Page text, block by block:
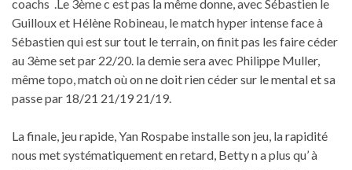
coachs .Le 3ème c est pas la même donne, avec Sébastien le
Guilloux et Hélène Robineau, le match hyper intense face à
Sébastien qui est sur tout le terrain, on finit pas les faire céder
au 3ème set par 22/20. la demie sera avec Philippe Muller,
même topo, match où on ne doit rien céder sur le mental et sa
passe par 18/21 21/19 21/19.
La finale, jeu rapide, Yan Rospabe installe son jeu, la rapidité
nous met systématiquement en retard, Betty n a plus qu’ à